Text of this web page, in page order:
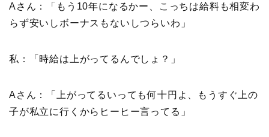
Aさん：「もう10年になるかー、こっちは給料も相変わ
らず安いしボーナスもないしつらいわ」
私：「時給は上がってるんでしょ？」
Aさん：「上がってるいっても何十円よ、もうすぐ上の
子が私立に行くからヒーヒー言ってる」